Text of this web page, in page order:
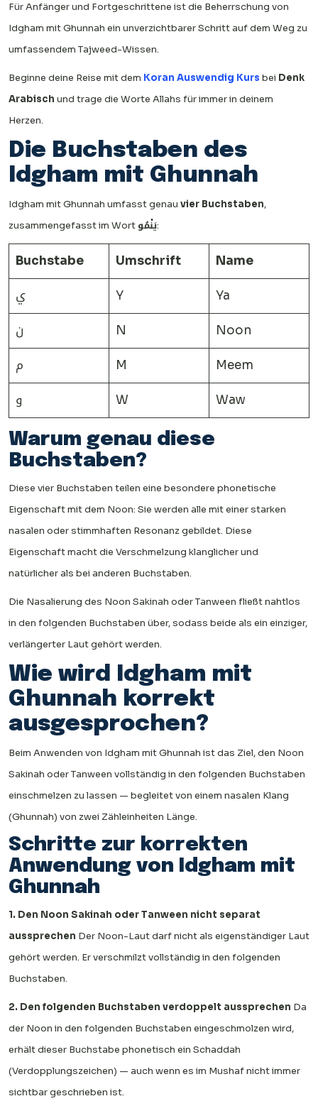
Für Anfänger und Fortgeschrittene ist die Beherrschung von
Idgham mit Ghunnah ein unverzichtbarer Schritt auf dem Weg zu
umfassendem Tajweed-Wissen.
Beginne deine Reise mit dem Koran Auswendig Kurs bei Denk
Arabisch und trage die Worte Allahs für immer in deinem
Herzen.
Die Buchstaben des
Idgham mit Ghunnah
Idgham mit Ghunnah umfasst genau vier Buchstaben,
zusammengefasst im Wort يَنْمُو:
Buchstabe Umschrift Name
ي Y Ya
ن N Noon
م M Meem
و W Waw
Warum genau diese
Buchstaben?
Diese vier Buchstaben teilen eine besondere phonetische
Eigenschaft mit dem Noon: Sie werden alle mit einer starken
nasalen oder stimmhaften Resonanz gebildet. Diese
Eigenschaft macht die Verschmelzung klanglicher und
natürlicher als bei anderen Buchstaben.
Die Nasalierung des Noon Sakinah oder Tanween fließt nahtlos
in den folgenden Buchstaben über, sodass beide als ein einziger,
verlängerter Laut gehört werden.
Wie wird Idgham mit
Ghunnah korrekt
ausgesprochen?
Beim Anwenden von Idgham mit Ghunnah ist das Ziel, den Noon
Sakinah oder Tanween vollständig in den folgenden Buchstaben
einschmelzen zu lassen — begleitet von einem nasalen Klang
(Ghunnah) von zwei Zähleinheiten Länge.
Schritte zur korrekten
Anwendung von Idgham mit
Ghunnah
1. Den Noon Sakinah oder Tanween nicht separat
aussprechen Der Noon-Laut darf nicht als eigenständiger Laut
gehört werden. Er verschmilzt vollständig in den folgenden
Buchstaben.
2. Den folgenden Buchstaben verdoppelt aussprechen Da
der Noon in den folgenden Buchstaben eingeschmolzen wird,
erhält dieser Buchstabe phonetisch ein Schaddah
(Verdopplungszeichen) — auch wenn es im Mushaf nicht immer
sichtbar geschrieben ist.